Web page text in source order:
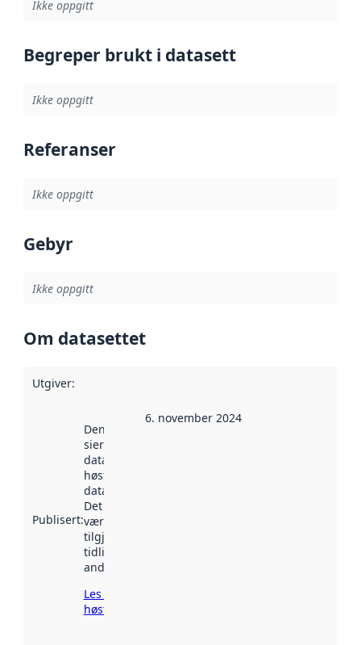
Ikke oppgitt
Begreper brukt i datasett
Ikke oppgitt
Referanser
Ikke oppgitt
Gebyr
Ikke oppgitt
Om datasettet
Utgiver:
Publisert:
Denne datoen
sier når
datasettet ble
høstet av
data.norge.no.
Det kan ha
vært
tilgjengelig
tidligere
andre steder.
Les mer om
høsting her
6. november 2024